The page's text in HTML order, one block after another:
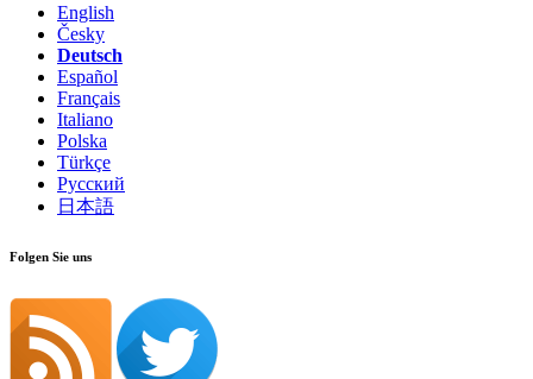
English
Česky
Deutsch
Español
Français
Italiano
Polska
Türkçe
Русский
日本語
Folgen Sie uns